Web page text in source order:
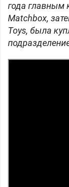
года главным
Matchbox,
Toys, была